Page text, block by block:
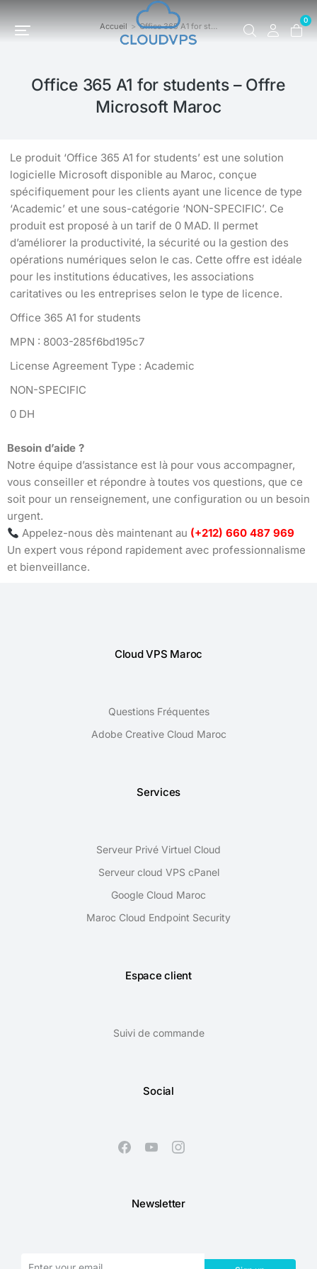
0
Vous êtes ici : Accueil Office 365 A1 for st…
Office 365 A1 for students – Offre
Microsoft Maroc
Le produit ‘Office 365 A1 for students’ est une solution
logicielle Microsoft disponible au Maroc, conçue
spécifiquement pour les clients ayant une licence de type
‘Academic’ et une sous-catégorie ‘NON-SPECIFIC’. Ce
produit est proposé à un tarif de 0 MAD. Il permet
d’améliorer la productivité, la sécurité ou la gestion des
opérations numériques selon le cas. Cette offre est idéale
pour les institutions éducatives, les associations
caritatives ou les entreprises selon le type de licence.
Office 365 A1 for students
MPN : 8003-285f6bd195c7
License Agreement Type : Academic
NON-SPECIFIC
0 DH
Besoin d’aide ?
Notre équipe d’assistance est là pour vous accompagner,
vous conseiller et répondre à toutes vos questions, que ce
soit pour un renseignement, une configuration ou un besoin
urgent.
Appelez-nous dès maintenant au (+212) 660 487 969
Un expert vous répond rapidement avec professionnalisme
et bienveillance.
Cloud VPS Maroc
Questions Fréquentes
Adobe Creative Cloud Maroc
Services
Serveur Privé Virtuel Cloud
Serveur cloud VPS cPanel
Google Cloud Maroc
Maroc Cloud Endpoint Security
Espace client
Suivi de commande
Social
Newsletter